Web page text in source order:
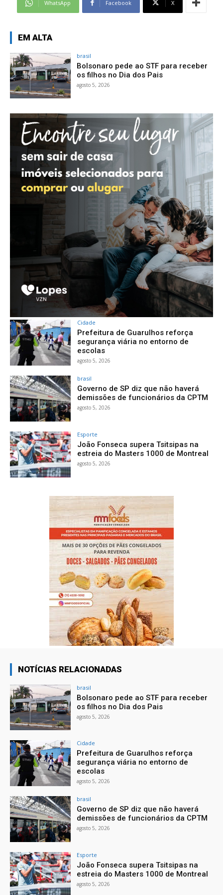
WhatsApp Facebook X
EM ALTA
brasil
Bolsonaro pede ao STF para receber
os filhos no Dia dos Pais
agosto 5, 2026
Cidade
Prefeitura de Guarulhos reforça
segurança viária no entorno de
escolas
agosto 5, 2026
brasil
Governo de SP diz que não haverá
demissões de funcionários da CPTM
agosto 5, 2026
Esporte
João Fonseca supera Tsitsipas na
estreia do Masters 1000 de Montreal
agosto 5, 2026
NOTÍCIAS RELACIONADAS
brasil
Bolsonaro pede ao STF para receber
os filhos no Dia dos Pais
agosto 5, 2026
Cidade
Prefeitura de Guarulhos reforça
segurança viária no entorno de
escolas
agosto 5, 2026
brasil
Governo de SP diz que não haverá
demissões de funcionários da CPTM
agosto 5, 2026
Esporte
João Fonseca supera Tsitsipas na
estreia do Masters 1000 de Montreal
agosto 5, 2026